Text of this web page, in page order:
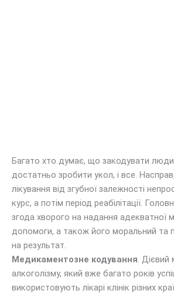
Багато хто думає, що закодувати
достатньо зробити укол, і все.
лікування від згубної залежності
курс, а потім період реабілітації.
згода хворого на надання адекватної
допомоги, а також його моральний та
на результат.
Медикаментозне кодування. Дієвий
алкоголізму, який вже багато років
використовують лікарі клінік різних